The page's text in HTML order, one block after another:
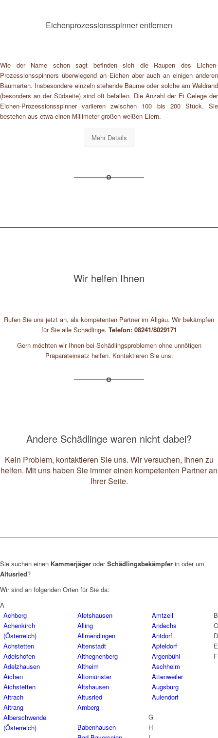
Eichenprozessionsspinner entfernen
Wie der Name schon sagt befinden sich die Raupen des Eichen-
Prozessionsspinners überwiegend an Eichen aber auch an einigen anderen
Baumarten. Insbesondere einzeln stehende Bäume oder solche am Waldrand
(besonders an der Südseite) sind oft befallen. Die Anzahl der Ei Gelege der
Eichen-Prozessionsspinner variieren zwischen 100 bis 200 Stück. Sie
bestehen aus etwa einen Millimeter großen weißen Eiern.
Mehr Details
Wir helfen Ihnen
Rufen Sie uns jetzt an, als kompetenten Partner im Allgäu. Wir bekämpfen
für Sie alle Schädlinge. Telefon: 08241/8029171
Gern möchten wir Ihnen bei Schädlingsproblemen ohne unnötigen
Präparateinsatz helfen. Kontaktieren Sie uns.
Andere Schädlinge waren nicht dabei?
Kein Problem, kontaktieren Sie uns. Wir versuchen, Ihnen zu
helfen. Mit uns haben Sie immer einen kompetenten Partner an
Ihrer Seite.
Sie suchen einen Kammerjäger oderSchädlingsbekämpfer in oder um
Altusried?
Wir sind an folgenden Orten für Sie da:
A
Achberg
Achenkirch
(Österreich)
Achstetten
Adelshofen
Adelzhausen
Aichen
Aichstetten
Aitrach
Aitrang
Alberschwende
(Österreich)
Aletshausen
Alling
Allmendingen
Altenstadt
Althegnenberg
Altheim
Altomünster
Altshausen
Altusried
Amberg
Amtzell
Andechs
Antdorf
Apfeldorf
Argenbühl
Aschheim
Attenweiler
Augsburg
Aulendorf
B
Babenhausen
C
D
E
F
G
H